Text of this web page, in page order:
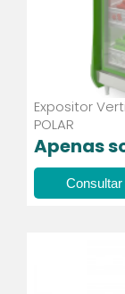
Expositor
POLAR
Apenas